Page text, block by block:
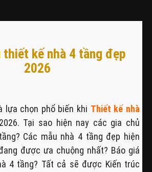
thiết kế nhà 4 tầng đẹp
2026
lựa chọn phổ biến khi Thiết kế nhà
Tại sao hiện nay các gia chủ
Các mẫu nhà 4 tầng đẹp hiện
được ưa chuộng nhất? Báo giá
4 tầng? Tất cả sẽ được Kiến trúc